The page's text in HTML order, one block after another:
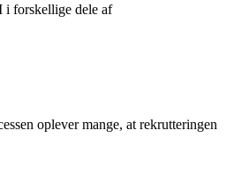
i forskellige dele af
oplever mange, at rekrutteringen